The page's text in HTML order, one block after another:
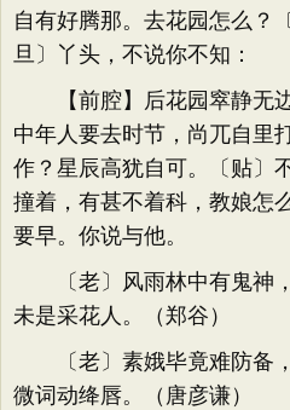
自有好腾那。去花园怎么？
旦〕丫头，不说你不知：
【前腔】后花园窣静无
中年人要去时节，尚兀自里
作？星辰高犹自可。〔贴〕
撞着，有甚不着科，教娘怎
要早。你说与他。
〔老〕风雨林中有鬼神，
未是采花人。（郑谷）
〔老〕素娥毕竟难防备
微词动绛唇。（唐彦谦）